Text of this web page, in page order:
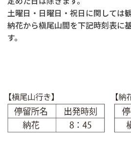
土曜日・日曜日・祝日に関しては
納花から槇尾山間を下記時刻表に
す。